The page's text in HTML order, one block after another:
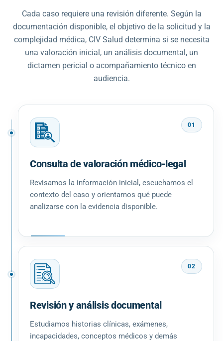
Cada caso requiere una revisión diferente. Según la
documentación disponible, el objetivo de la solicitud y la
complejidad médica, CIV Salud determina si se necesita
una valoración inicial, un análisis documental, un
dictamen pericial o acompañamiento técnico en
audiencia.
01
Consulta de valoración médico-legal
Revisamos la información inicial, escuchamos el
contexto del caso y orientamos qué puede
analizarse con la evidencia disponible.
02
Revisión y análisis documental
Estudiamos historias clínicas, exámenes,
incapacidades, conceptos médicos y demás